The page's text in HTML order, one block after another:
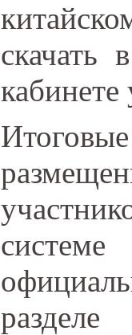
скачать
кабинете